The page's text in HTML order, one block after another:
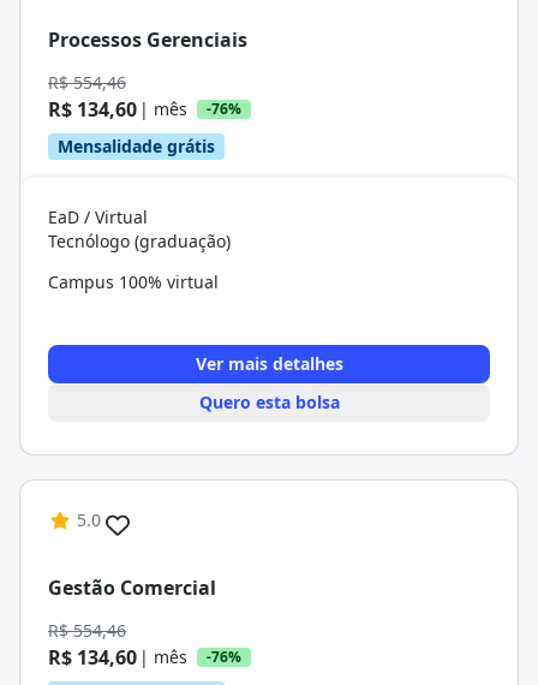
Processos Gerenciais
R$ 554,46
R$ 134,60 | mês -76%
Mensalidade grátis
EaD / Virtual
Tecnólogo (graduação)
Campus 100% virtual
Ver mais detalhes
Quero esta bolsa
5.0
Gestão Comercial
R$ 554,46
R$ 134,60 | mês -76%